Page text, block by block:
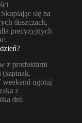
się na
tłuszczach,
precyzyjnych
z produktami
(szpinak,
weekend ugotuj
z
dni.